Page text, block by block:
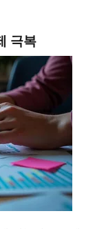
극복